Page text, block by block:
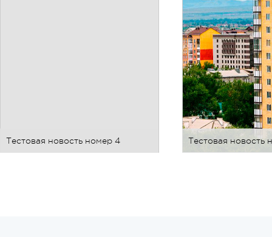
Тестовая новость номер 4 Тестовая новость